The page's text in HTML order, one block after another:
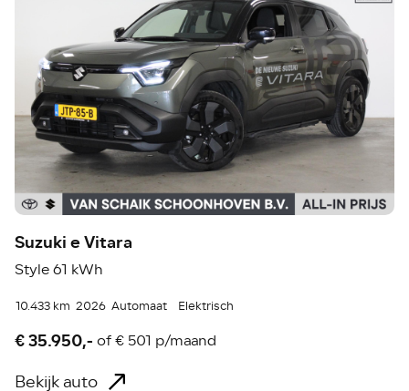
Suzuki e Vitara
Style 61 kWh
10.433 km 2026 Automaat Elektrisch
€ 35.950,- of€ 501 p/maand
Bekijk auto